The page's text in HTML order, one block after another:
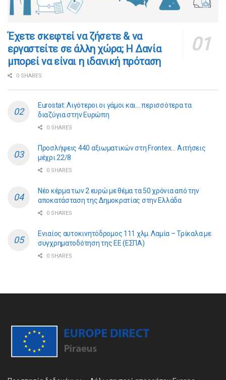
​​Έχετε σκεφτεί να ζήσετε & να
εργαστείτε σε άλλη χώρα; Η Δανία
μπορεί να είναι η ιδανική πρόταση
0 SHARES
Eurostat: Λιγότεροι οι γάμοι και… περισσότερα τα
διαζύγια στην Ευρώπη
0 SHARES
Προσλήψεις 440 αξιωματικών στη Frontex… Αιτήσεις
μέχρι 22/8
0 SHARES
Νέο κέρμα των 2 ευρώ με θέμα τα 50 χρόνια από την
αποκατάσταση της Δημοκρατίας στην Ελλάδα
0 SHARES
Ενιαίος αυτοκινητόδρομος 111 χλμ. Λαμία – Τρίκαλα με
συγχρηματοδότηση της ΕE (ΕΣΠΑ)
0 SHARES